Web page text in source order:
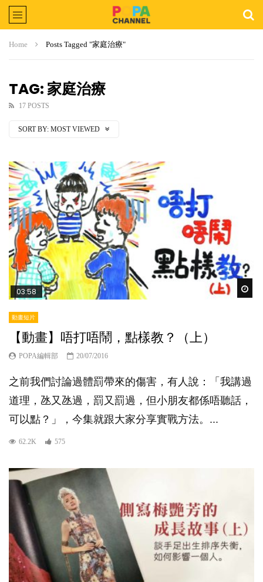
Home Posts Tagged "家庭治療"
TAG: 家庭治療
17 POSTS
SORT BY: MOST VIEWED
03:58
動畫短片
【動畫】唔打唔鬧，點樣教？（上）
POPA編輯部 20/07/2016
之前我們討論過體罰帶來的傷害，有人說：「我講過
道理，氹又氹過，罰又罰過，但小朋友都係唔聽話，
可以點？」，今集就跟大家分享實戰方法。...
62.2K 575